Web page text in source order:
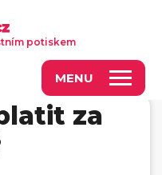
MENU
potiskem
za